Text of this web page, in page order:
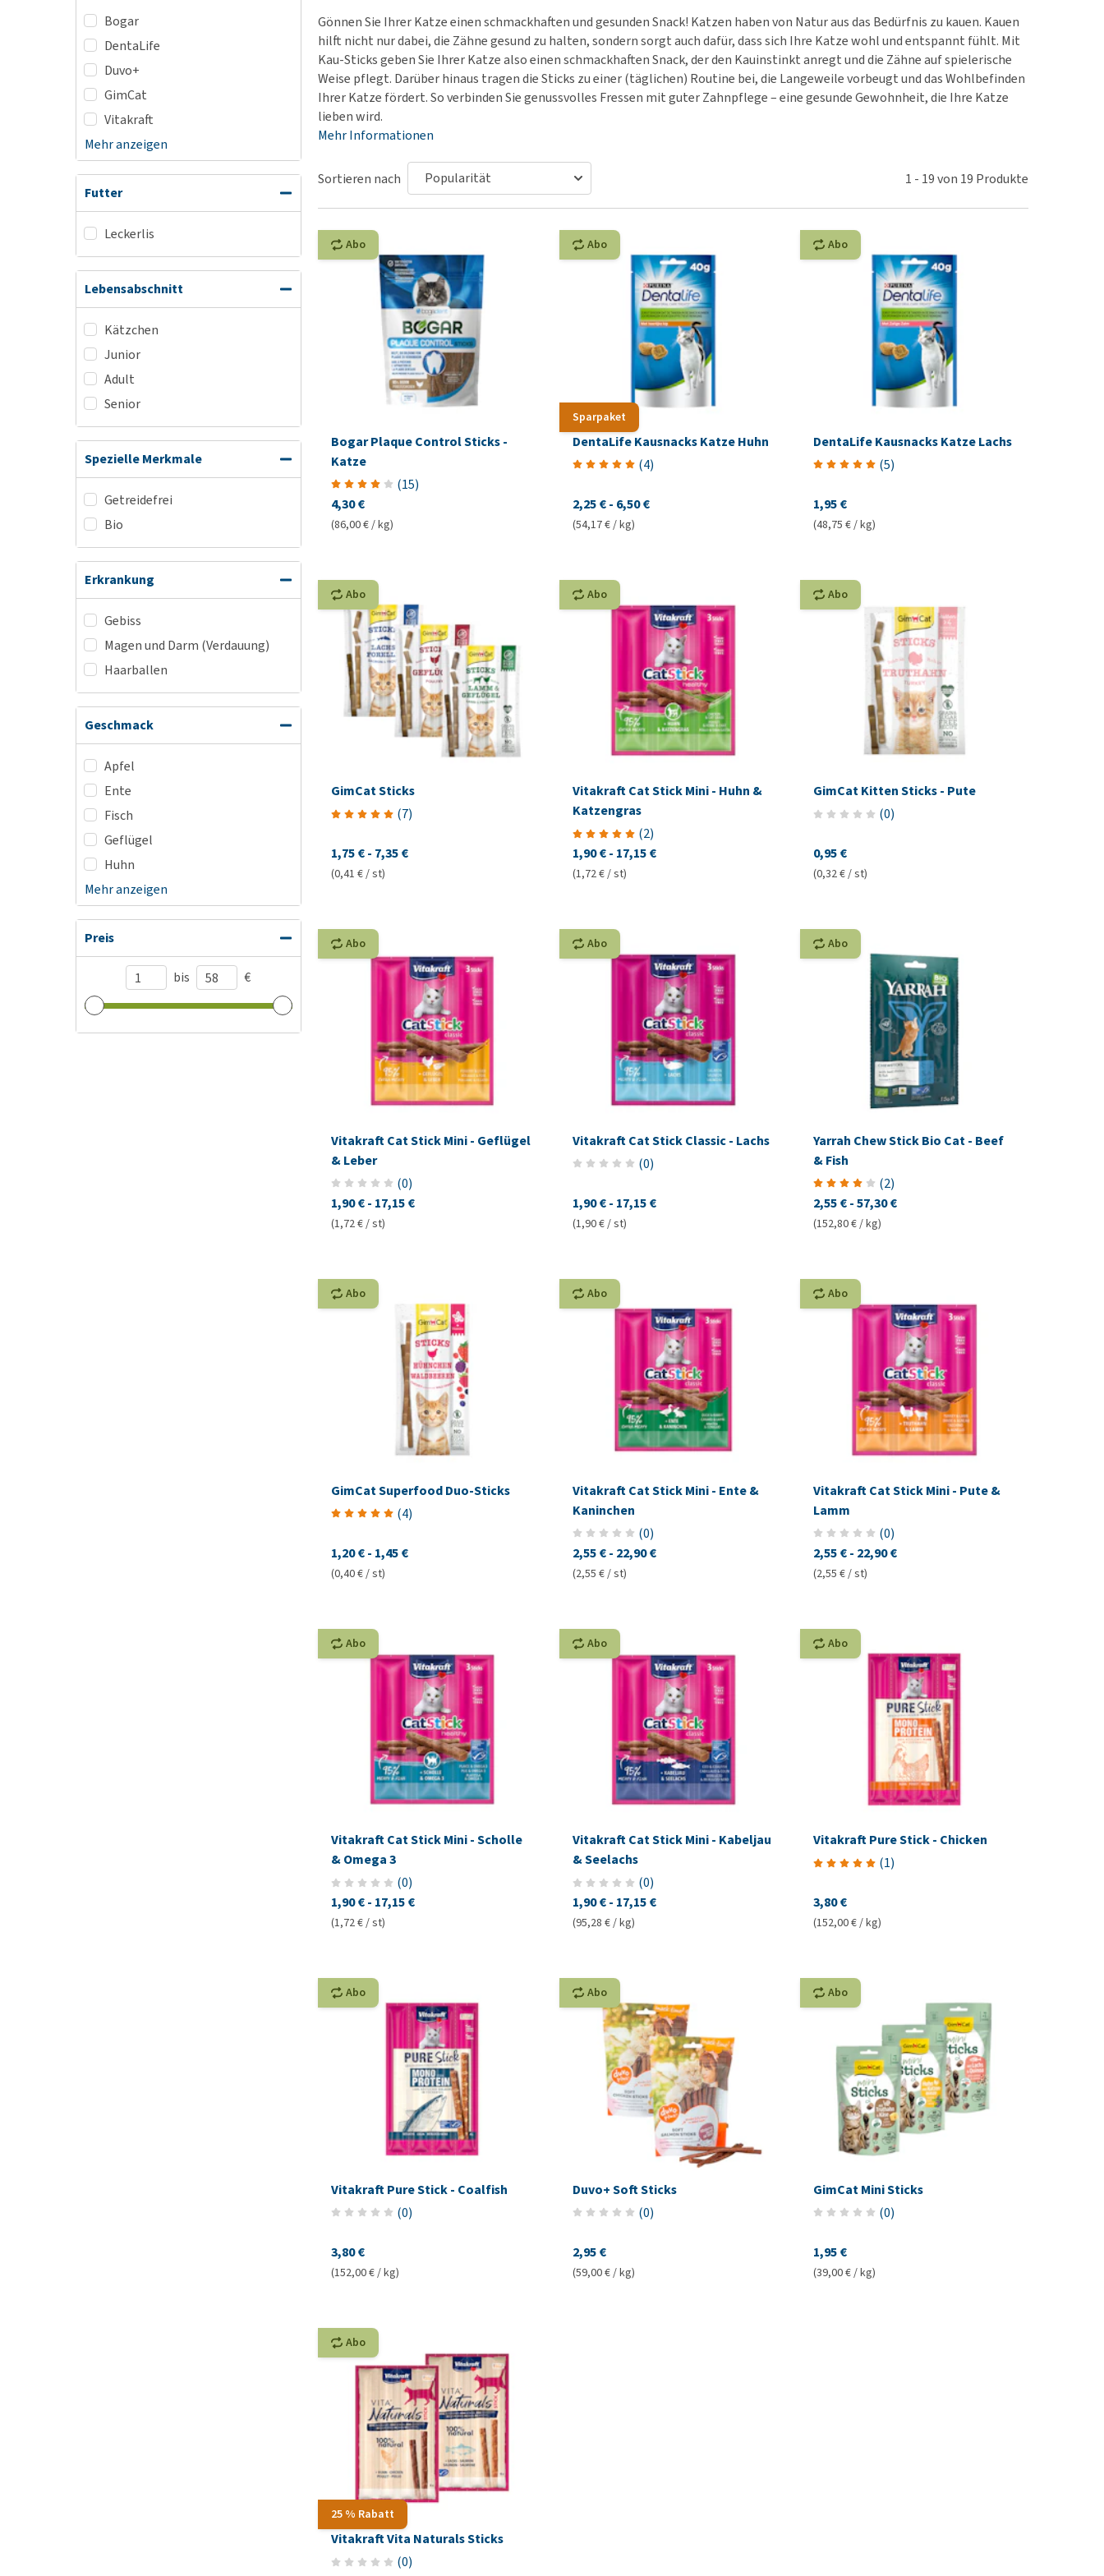
Hypoallergenes
Hundefutter
Bio Hundefutter
Veganes Hundefutter
Futter- und Trinknäpfe
Auf Reisen und unterwegs
Welpen-Zubehör
BARF
Welpenapotheke
Alles ansehen
Leberprobleme
Haut-/Fellprobleme und
Juckreiz
Nierenproblemen
Welpenapotheke
Silvesterangst
Alles ansehen
Übergewicht
Angst, Verhalten und
Stress
Alles ansehen
Hund (wieder) stubenrein?
Alles ansehen
Bogar
DentaLife
Duvo+
GimCat
Vitakraft
Mehr anzeigen
Futter
Leckerlis
Lebensabschnitt
Kätzchen
Junior
Adult
Senior
Spezielle Merkmale
Getreidefrei
Bio
Erkrankung
Gebiss
Magen und Darm (Verdauung)
Haarballen
Geschmack
Apfel
Ente
Fisch
Geflügel
Huhn
Mehr anzeigen
Preis
bis €
Gönnen Sie Ihrer Katze einen schmackhaften und gesunden Snack! Katzen haben von Natur aus das Bedürfnis zu kauen. Kauen
hilft nicht nur dabei, die Zähne gesund zu halten, sondern sorgt auch dafür, dass sich Ihre Katze wohl und entspannt fühlt. Mit
Kau-Sticks geben Sie Ihrer Katze also einen schmackhaften Snack, der den Kauinstinkt anregt und die Zähne auf spielerische
Weise pflegt. Darüber hinaus tragen die Sticks zu einer (täglichen) Routine bei, die Langeweile vorbeugt und das Wohlbefinden
Ihrer Katze fördert. So verbinden Sie genussvolles Fressen mit guter Zahnpflege – eine gesunde Gewohnheit, die Ihre Katze
lieben wird.
Mehr Informationen
Sortieren nach 1 - 19von 19 Produkte
Abo
Bogar Plaque Control Sticks -
Katze
(15)
4,30 €
(86,00 € / kg)
Sparpaket
Abo
DentaLife Kausnacks Katze Huhn
(4)
2,25 € - 6,50 €
(54,17 € / kg)
Abo
DentaLife Kausnacks Katze Lachs
(5)
1,95 €
(48,75 € / kg)
Abo
GimCat Sticks
(7)
1,75 €- 7,35 €
(0,41 € / st)
Abo
Vitakraft Cat Stick Mini - Huhn &
Katzengras
(2)
1,90 € - 17,15 €
(1,72 € / st)
Abo
GimCat Kitten Sticks - Pute
(0)
0,95 €
(0,32 € / st)
Abo
Vitakraft Cat Stick Mini - Geflügel
& Leber
(0)
1,90 €- 17,15 €
(1,72 € / st)
Abo
Vitakraft Cat Stick Classic - Lachs
(0)
1,90 € - 17,15 €
(1,90 € / st)
Abo
Yarrah Chew Stick Bio Cat - Beef
& Fish
(2)
2,55 €- 57,30 €
(152,80 € / kg)
Abo
GimCat Superfood Duo-Sticks
(4)
1,20 €- 1,45 €
(0,40 € / st)
Abo
Vitakraft Cat Stick Mini - Ente &
Kaninchen
(0)
2,55 € - 22,90 €
(2,55 € / st)
Abo
Vitakraft Cat Stick Mini - Pute &
Lamm
(0)
2,55 €- 22,90 €
(2,55 € / st)
Abo
Vitakraft Cat Stick Mini - Scholle
& Omega 3
(0)
1,90 €- 17,15 €
(1,72 € / st)
Abo
Vitakraft Cat Stick Mini - Kabeljau
& Seelachs
(0)
1,90 € - 17,15 €
(95,28 € / kg)
Abo
Vitakraft Pure Stick - Chicken
(1)
3,80 €
(152,00 € / kg)
Abo
Vitakraft Pure Stick - Coalfish
(0)
3,80 €
(152,00 € / kg)
Abo
Duvo+ Soft Sticks
(0)
2,95 €
(59,00 € / kg)
Abo
GimCat Mini Sticks
(0)
1,95 €
(39,00 € / kg)
25 % Rabatt
Abo
Vitakraft Vita Naturals Sticks
(0)